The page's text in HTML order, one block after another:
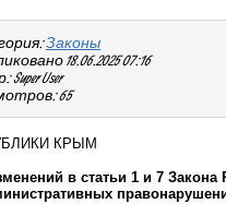
Законы
18.06.2025 07:16
User
65
КРЫМ
в статьи 1 и 7